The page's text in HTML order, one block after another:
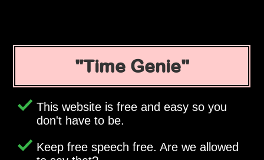
Time Genie
This website is free and easy so you
don't have to be.
Keep free speech free. Are we allowed